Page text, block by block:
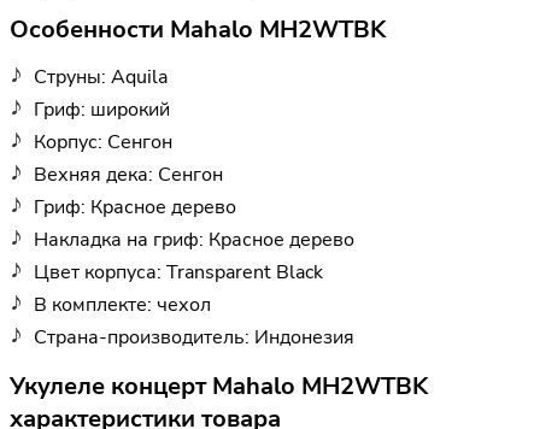
Особенности Mahalo MH2WTBK
Струны: Aquila
Гриф: широкий
Корпус: Сенгон
Вехняя дека: Сенгон
Гриф: Красное дерево
Накладка на гриф: Красное дерево
Цвет корпуса: Transparent Black
В комплекте: чехол
Страна-производитель: Индонезия
Укулеле концерт Mahalo MH2WTBK
характеристики товара